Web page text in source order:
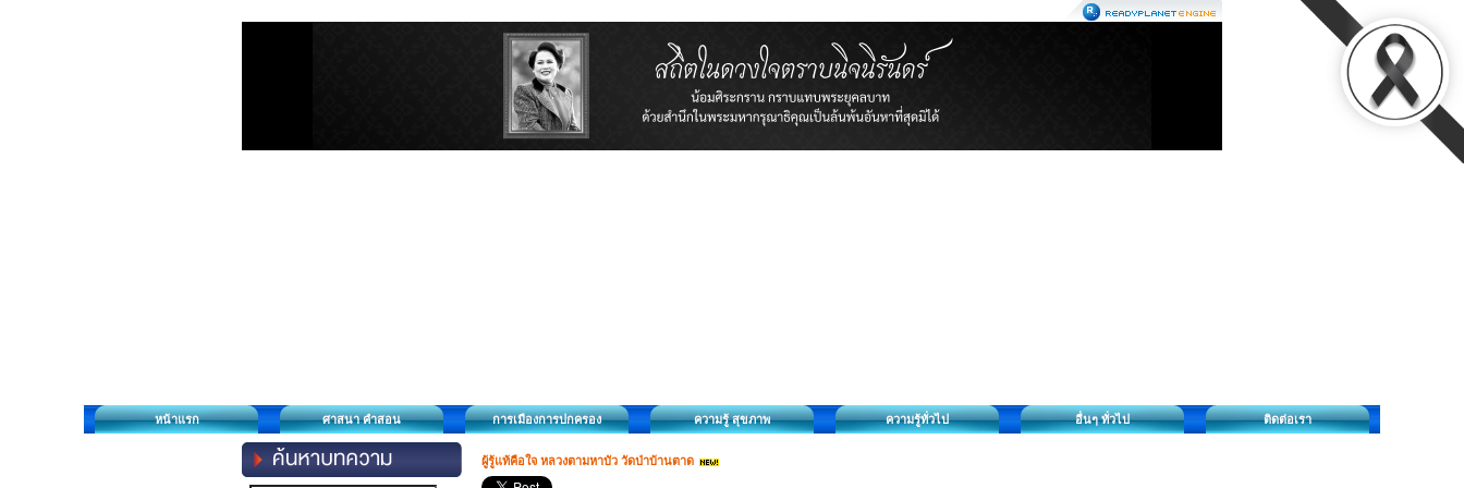
หน้าแรก ศาสนา คำสอน การเมืองการปกครอง ความรู้ สุขภาพ ความรู้ทั่วไป อื่นๆ ทั่วไป ติดต่อเรา
ผู้รู้แท้คือใจ หลวงตามหาบัว วัดป่าบ้านตาด